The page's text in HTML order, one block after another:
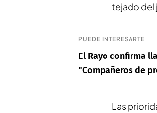
tejado del
PUEDE INTERESARTE
El Rayo confirma
"Compañeros de
Las